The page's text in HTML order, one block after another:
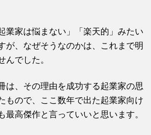
業家は悩まない」「楽天的」みたい
が、なぜそうなのかは、これまで明
んでした。
は、その理由を成功する起業家の思
もので、ここ数年で出た起業家向け
最高傑作と言っていいと思います。